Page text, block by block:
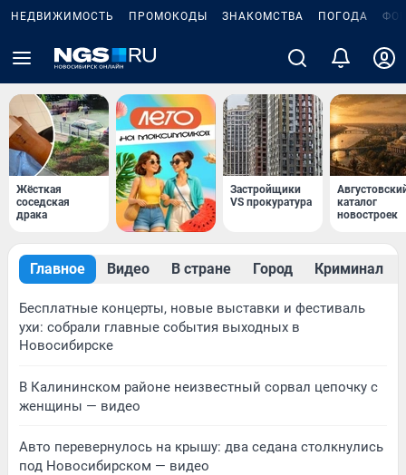
НЕДВИЖИМОСТЬ ПРОМОКОДЫ ЗНАКОМСТВА ПОГОДА
Жёсткая
соседская
драка
Застройщики
VS прокуратура
каталог
новостроек
Главное Видео В стране Город Криминал
Бесплатные концерты, новые выставки и фестиваль
ухи: собрали главные события выходных в
Новосибирске
В Калининском районе неизвестный сорвал цепочку с
женщины — видео
Авто перевернулось на крышу: два седана столкнулись
под Новосибирском — видео